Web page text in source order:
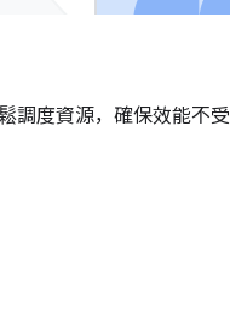
調度資源，確保效能不受